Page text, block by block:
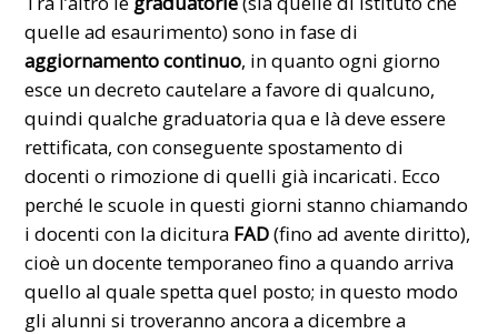
quelle ad esaurimento) sono in fase di
aggiornamento continuo, in quanto ogni giorno
esce un decreto cautelare a favore di qualcuno,
quindi qualche graduatoria qua e là deve essere
rettificata, con conseguente spostamento di
docenti o rimozione di quelli già incaricati. Ecco
perché le scuole in questi giorni stanno chiamando
i docenti con la dicitura FAD(fino ad avente diritto),
cioè un docente temporaneo fino a quando arriva
quello al quale spetta quel posto; in questo modo
gli alunni si troveranno ancora a dicembre a